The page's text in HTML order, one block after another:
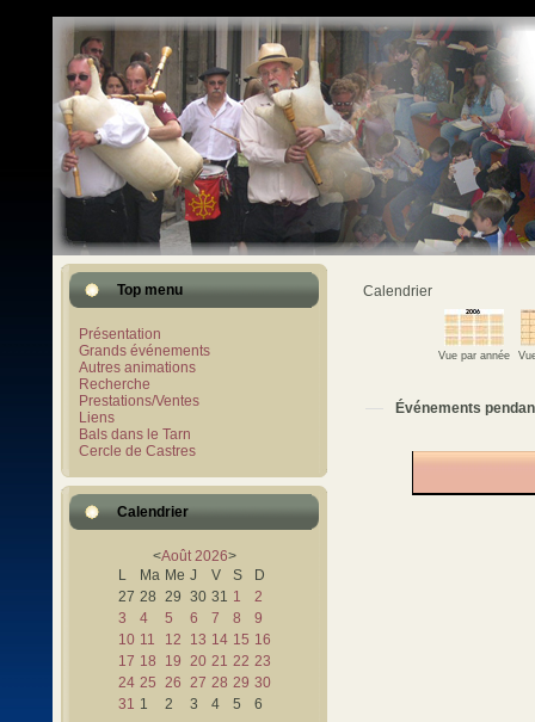
Top menu
Présentation
Grands événements
Autres animations
Recherche
Prestations/Ventes
Liens
Bals dans le Tarn
Cercle de Castres
Calendrier
<Août 2026>
L
Ma Me J V S
D
27 28 29 30 31 1
2
3
4 5 6 7 8
9
10 11 12 13 14 15 16
17 18 19 20 21 22 23
24 25 26 27 28 29 30
31 1 2 3 4 5 6
Calendrier
Vue par année
Événements